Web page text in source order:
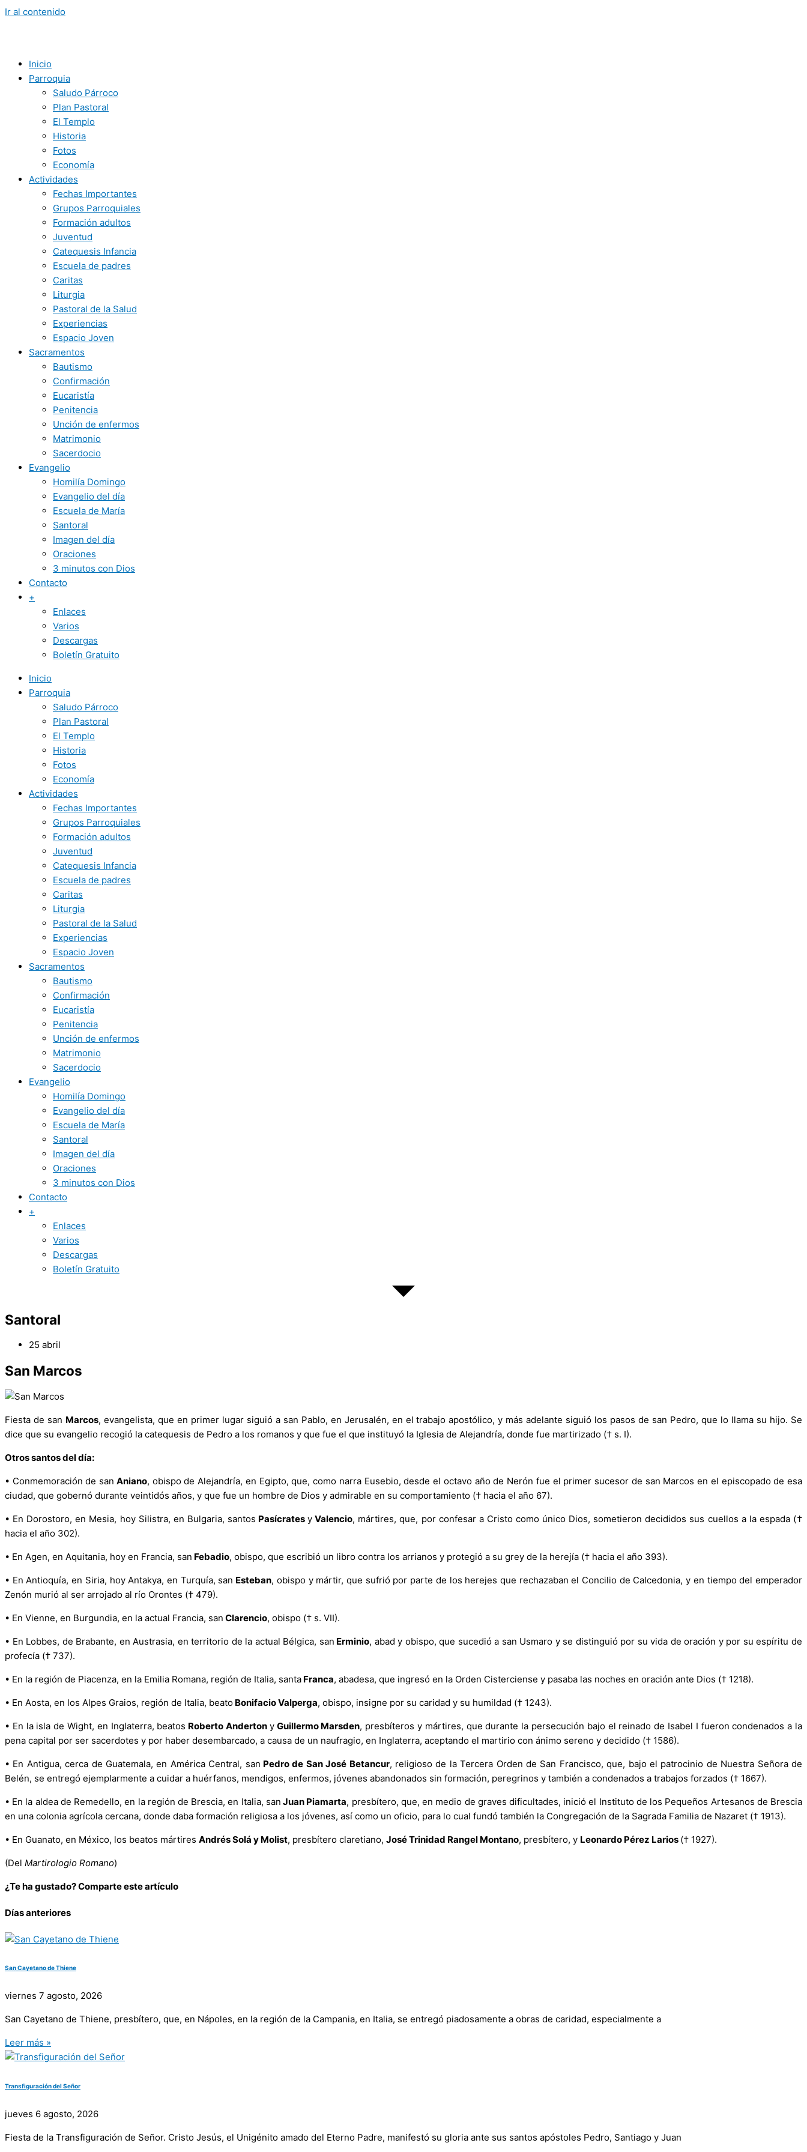
Ir al contenido
Inicio
Parroquia
Saludo Párroco
Plan Pastoral
El Templo
Historia
Fotos
Economía
Actividades
Fechas Importantes
Grupos Parroquiales
Formación adultos
Juventud
Catequesis Infancia
Escuela de padres
Caritas
Liturgia
Pastoral de la Salud
Experiencias
Espacio Joven
Sacramentos
Bautismo
Confirmación
Eucaristía
Penitencia
Unción de enfermos
Matrimonio
Sacerdocio
Evangelio
Homilía Domingo
Evangelio del día
Escuela de María
Santoral
Imagen del día
Oraciones
3 minutos con Dios
Contacto
+
Enlaces
Varios
Descargas
Boletín Gratuito
Inicio
Parroquia
Saludo Párroco
Plan Pastoral
El Templo
Historia
Fotos
Economía
Actividades
Fechas Importantes
Grupos Parroquiales
Formación adultos
Juventud
Catequesis Infancia
Escuela de padres
Caritas
Liturgia
Pastoral de la Salud
Experiencias
Espacio Joven
Sacramentos
Bautismo
Confirmación
Eucaristía
Penitencia
Unción de enfermos
Matrimonio
Sacerdocio
Evangelio
Homilía Domingo
Evangelio del día
Escuela de María
Santoral
Imagen del día
Oraciones
3 minutos con Dios
Contacto
+
Enlaces
Varios
Descargas
Boletín Gratuito
Santoral
25 abril
San Marcos
Fiesta de san Marcos, evangelista, que en primer lugar siguió a san Pablo, en Jerusalén, en el trabajo apostólico, y más adelante siguió los pasos de san Pedro, que lo llama su hijo. Se
dice que su evangelio recogió la catequesis de Pedro a los romanos y que fue el que instituyó la Iglesia de Alejandría, donde fue martirizado († s. I).
Otros santos del día:
• Conmemoración de san Aniano, obispo de Alejandría, en Egipto, que, como narra Eusebio, desde el octavo año de Nerón fue el primer sucesor de san Marcos en el episcopado de esa
ciudad, que gobernó durante veintidós años, y que fue un hombre de Dios y admirable en su comportamiento († hacia el año 67).
• En Dorostoro, en Mesia, hoy Silistra, en Bulgaria, santos Pasícratesy Valencio, mártires, que, por confesar a Cristo como único Dios, sometieron decididos sus cuellos a la espada (†
hacia el año 302).
• En Agen, en Aquitania, hoy en Francia, san Febadio, obispo, que escribió un libro contra los arrianos y protegió a su grey de la herejía († hacia el año 393).
• En Antioquía, en Siria, hoy Antakya, en Turquía, san Esteban, obispo y mártir, que sufrió por parte de los herejes que rechazaban el Concilio de Calcedonia, y en tiempo del emperador
Zenón murió al ser arrojado al río Orontes († 479).
• En Vienne, en Burgundia, en la actual Francia, san Clarencio, obispo († s. VII).
• En Lobbes, de Brabante, en Austrasia, en territorio de la actual Bélgica, san Erminio, abad y obispo, que sucedió a san Usmaro y se distinguió por su vida de oración y por su espíritu de
profecía († 737).
• En la región de Piacenza, en la Emilia Romana, región de Italia, santa Franca, abadesa, que ingresó en la Orden Cisterciense y pasaba las noches en oración ante Dios († 1218).
• En Aosta, en los Alpes Graios, región de Italia, beato Bonifacio Valperga, obispo, insigne por su caridad y su humildad († 1243).
• En la isla de Wight, en Inglaterra, beatos Roberto Anderton yGuillermo Marsden, presbíteros y mártires, que durante la persecución bajo el reinado de Isabel I fueron condenados a la
pena capital por ser sacerdotes y por haber desembarcado, a causa de un naufragio, en Inglaterra, aceptando el martirio con ánimo sereno y decidido († 1586).
• En Antigua, cerca de Guatemala, en América Central, san Pedro de San José Betancur, religioso de la Tercera Orden de San Francisco, que, bajo el patrocinio de Nuestra Señora de
Belén, se entregó ejemplarmente a cuidar a huérfanos, mendigos, enfermos, jóvenes abandonados sin formación, peregrinos y también a condenados a trabajos forzados († 1667).
• En la aldea de Remedello, en la región de Brescia, en Italia, san Juan Piamarta, presbítero, que, en medio de graves dificultades, inició el Instituto de los Pequeños Artesanos de Brescia
en una colonia agrícola cercana, donde daba formación religiosa a los jóvenes, así como un oficio, para lo cual fundó también la Congregación de la Sagrada Familia de Nazaret († 1913).
• En Guanato, en México, los beatos mártires Andrés Solá y Molist, presbítero claretiano, José Trinidad Rangel Montano, presbítero, y Leonardo Pérez Larios († 1927).
(Del Martirologio Romano)
¿Te ha gustado? Comparte este artículo
Días anteriores
San Cayetano de Thiene
viernes 7 agosto, 2026
San Cayetano de Thiene, presbítero, que, en Nápoles, en la región de la Campania, en Italia, se entregó piadosamente a obras de caridad, especialmente a
Leer más »
Transfiguración del Señor
jueves 6 agosto, 2026
Fiesta de la Transfiguración de Señor. Cristo Jesús, el Unigénito amado del Eterno Padre, manifestó su gloria ante sus santos apóstoles Pedro, Santiago y Juan